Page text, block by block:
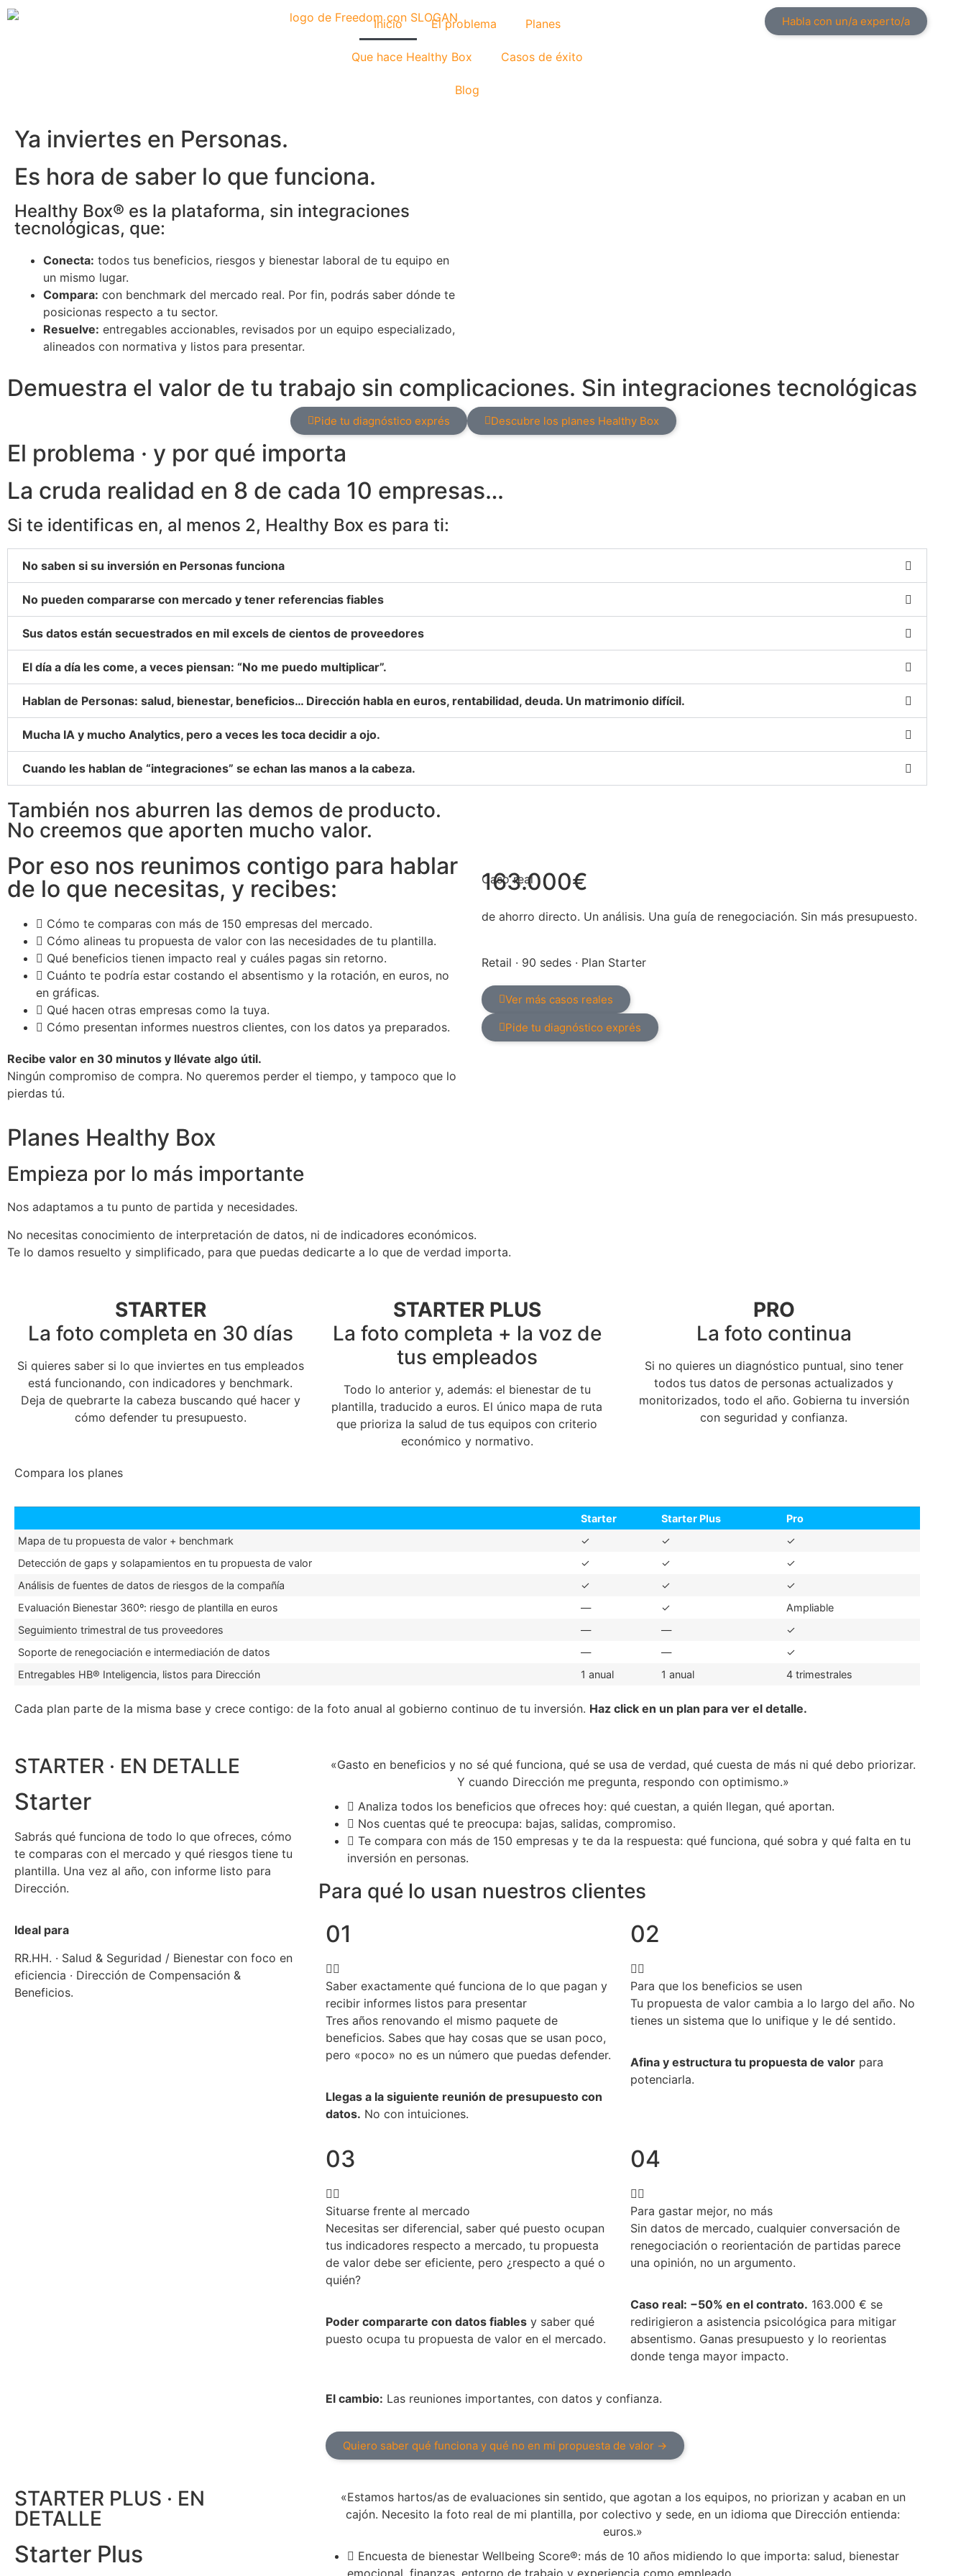
Inicio El problema Planes
Que hace Healthy Box Casos de éxito
Blog
Habla con un/a experto/a
Ya inviertes en Personas.
Es hora de saber lo que funciona.
Healthy Box® es la plataforma, sin integraciones
tecnológicas, que:
Conecta: todos tus beneficios, riesgos y bienestar laboral de tu equipo en
un mismo lugar.
Compara: con benchmark del mercado real. Por fin, podrás saber dónde te
posicionas respecto a tu sector.
Resuelve: entregables accionables, revisados por un equipo especializado,
alineados con normativa y listos para presentar.
Demuestra el valor de tu trabajo sin complicaciones. Sin integraciones tecnológicas
Pide tu diagnóstico exprés Descubre los planes Healthy Box
El problema · y por qué importa
La cruda realidad en 8 de cada 10 empresas…
Si te identificas en, al menos 2, Healthy Box es para ti:
No saben si su inversión en Personas funciona
No pueden compararse con mercado y tener referencias fiables
Sus datos están secuestrados en mil excels de cientos de proveedores
El día a día les come, a veces piensan: “No me puedo multiplicar”.
Hablan de Personas: salud, bienestar, beneficios… Dirección habla en euros, rentabilidad, deuda. Un matrimonio difícil.
Mucha IA y mucho Analytics, pero a veces les toca decidir a ojo.
Cuando les hablan de “integraciones” se echan las manos a la cabeza.
También nos aburren las demos de producto.
No creemos que aporten mucho valor.
Por eso nos reunimos contigo para hablar
de lo que necesitas, y recibes:
Cómo te comparas con más de 150 empresas del mercado.
Cómo alineas tu propuesta de valor con las necesidades de tu plantilla.
Qué beneficios tienen impacto real y cuáles pagas sin retorno.
Cuánto te podría estar costando el absentismo y la rotación, en euros, no
en gráficas.
Qué hacen otras empresas como la tuya.
Cómo presentan informes nuestros clientes, con los datos ya preparados.
Recibe valor en 30 minutos y llévate algo útil.
Ningún compromiso de compra. No queremos perder el tiempo, y tampoco que lo
pierdas tú.
Caso real
163.000€
de ahorro directo. Un análisis. Una guía de renegociación. Sin más presupuesto.
Retail · 90 sedes · Plan Starter
Ver más casos reales
Pide tu diagnóstico exprés
Planes Healthy Box
Empieza por lo más importante
Nos adaptamos a tu punto de partida y necesidades.
No necesitas conocimiento de interpretación de datos, ni de indicadores económicos.
Te lo damos resuelto y simplificado, para que puedas dedicarte a lo que de verdad importa.
STARTER
La foto completa en 30 días
Si quieres saber si lo que inviertes en tus empleados
está funcionando, con indicadores y benchmark.
Deja de quebrarte la cabeza buscando qué hacer y
cómo defender tu presupuesto.
STARTER PLUS
La foto completa + la voz de
tus empleados
Todo lo anterior y, además: el bienestar de tu
plantilla, traducido a euros. El único mapa de ruta
que prioriza la salud de tus equipos con criterio
económico y normativo.
PRO
La foto continua
Si no quieres un diagnóstico puntual, sino tener
todos tus datos de personas actualizados y
monitorizados, todo el año. Gobierna tu inversión
con seguridad y confianza.
Compara los planes
Starter Starter Plus
Pro
Mapa de tu propuesta de valor + benchmark
✓ ✓
✓
Detección de gaps y solapamientos en tu propuesta de valor
✓ ✓
✓
Análisis de fuentes de datos de riesgos de la compañía
✓ ✓
✓
Evaluación Bienestar 360º: riesgo de plantilla en euros
— ✓
Ampliable
Seguimiento trimestral de tus proveedores
— —
✓
Soporte de renegociación e intermediación de datos
— —
✓
Entregables HB® Inteligencia, listos para Dirección
1 anual 1 anual 4 trimestrales
Cada plan parte de la misma base y crece contigo: de la foto anual al gobierno continuo de tu inversión. Haz click en un plan para ver el detalle.
STARTER · EN DETALLE
Starter
Sabrás qué funciona de todo lo que ofreces, cómo
te comparas con el mercado y qué riesgos tiene tu
plantilla. Una vez al año, con informe listo para
Dirección.
Ideal para
RR.HH. · Salud & Seguridad / Bienestar con foco en
eficiencia · Dirección de Compensación &
Beneficios.
«Gasto en beneficios y no sé qué funciona, qué se usa de verdad, qué cuesta de más ni qué debo priorizar.
Y cuando Dirección me pregunta, respondo con optimismo.»
Analiza todos los beneficios que ofreces hoy: qué cuestan, a quién llegan, qué aportan.
Nos cuentas qué te preocupa: bajas, salidas, compromiso.
Te compara con más de 150 empresas y te da la respuesta: qué funciona, qué sobra y qué falta en tu
inversión en personas.
Para qué lo usan nuestros clientes
01
Saber exactamente qué funciona de lo que pagan y
recibir informes listos para presentar
Tres años renovando el mismo paquete de
beneficios. Sabes que hay cosas que se usan poco,
pero «poco» no es un número que puedas defender.
Llegas a la siguiente reunión de presupuesto con
datos. No con intuiciones.
02
Para que los beneficios se usen
Tu propuesta de valor cambia a lo largo del año. No
tienes un sistema que lo unifique y le dé sentido.
Afina y estructura tu propuesta de valorpara
potenciarla.
03
Situarse frente al mercado
Necesitas ser diferencial, saber qué puesto ocupan
tus indicadores respecto a mercado, tu propuesta
de valor debe ser eficiente, pero ¿respecto a qué o
quién?
Poder compararte con datos fiables y saber qué
puesto ocupa tu propuesta de valor en el mercado.
04
Para gastar mejor, no más
Sin datos de mercado, cualquier conversación de
renegociación o reorientación de partidas parece
una opinión, no un argumento.
Caso real: −50% en el contrato. 163.000 € se
redirigieron a asistencia psicológica para mitigar
absentismo. Ganas presupuesto y lo reorientas
donde tenga mayor impacto.
El cambio: Las reuniones importantes, con datos y confianza.
Quiero saber qué funciona y qué no en mi propuesta de valor →
STARTER PLUS · EN
DETALLE
Starter Plus
«Estamos hartos/as de evaluaciones sin sentido, que agotan a los equipos, no priorizan y acaban en un
cajón. Necesito la foto real de mi plantilla, por colectivo y sede, en un idioma que Dirección entienda:
euros.»
Encuesta de bienestar Wellbeing Score®: más de 10 años midiendo lo que importa: salud, bienestar
emocional, finanzas, entorno de trabajo y experiencia como empleado.